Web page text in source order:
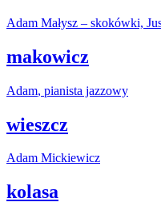
Adam Małysz – skokówki,
makowicz
Adam, pianista jazzowy
wieszcz
Adam Mickiewicz
kolasa